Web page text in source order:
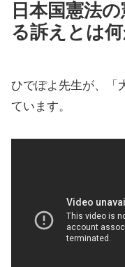
日本国憲法
る訴えとは何
ひでぽよ先生が、「
ています。